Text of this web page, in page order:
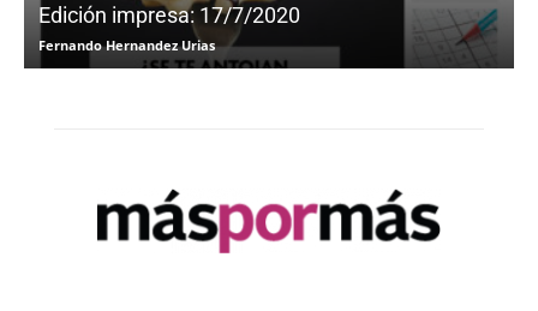
Edición impresa: 17/7/2020
Fernando Hernandez Urias